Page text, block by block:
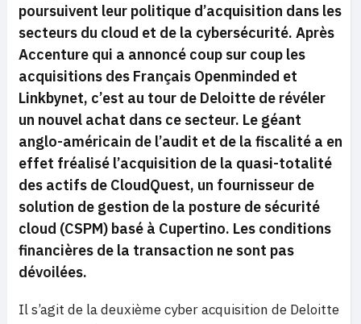
poursuivent leur politique d’acquisition dans les
secteurs du cloud et de la cybersécurité. Après
Accenture qui a annoncé coup sur coup les
acquisitions des Français Openminded et
Linkbynet, c’est au tour de Deloitte de révéler
un nouvel achat dans ce secteur. Le géant
anglo-américain de l’audit et de la fiscalité a en
effet fréalisé l’acquisition de la quasi-totalité
des actifs de CloudQuest, un fournisseur de
solution de gestion de la posture de sécurité
cloud (CSPM) basé à Cupertino. Les conditions
financières de la transaction ne sont pas
dévoilées.
Il s’agit de la deuxième cyber acquisition de Deloitte